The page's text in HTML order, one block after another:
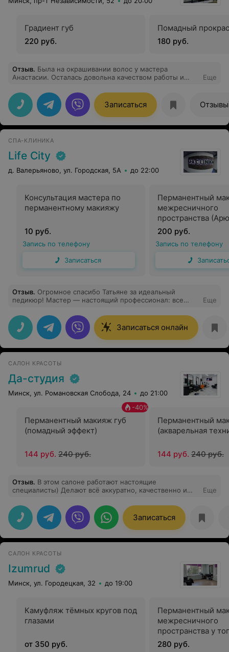
Градиент губ
220 руб.
Помадный прокрас
180 руб.
Отзыв. Была на окрашивании волос у мастера
Анастасии. Осталась довольна качеством работы и
подобрать, очень милая девушка.
Еще
Записаться Отзывы
СПА-КЛИНИКА
Life City
д. Валерьяново, ул. Городская, 5А до 22:00
Консультация мастера по
перманентному макияжу
10 руб.
Запись по телефону
Записаться
Перманентный
межресничного
пространства
Татьяна)
200 руб.
Запись по телефону
Отзыв. Огромное спасибо Татьяне за идеальный
педикюр! Мастер — настоящий профессионал: все
чувствуют себя прекрасно! Обязательно вернусь снова.
Еще
Записаться онлайн
САЛОН КРАСОТЫ
Да-студия
Минск, ул. Романовская Слобода, 24 до 21:00
Перманентный макияж губ
(помадный эффект)
-40%
144 руб. 240 руб.
Перманентный
(акварельная
144 руб. 240 руб.
Отзыв. В этом салоне работают настоящие
специалисты) Делают всё аккуратно, качественно и
Еще
Записаться
САЛОН КРАСОТЫ
Izumrud
Минск, ул. Городецкая, 32 до 19:00
Камуфляж тёмных кругов под
глазами
от 350 руб.
Перманентный
межресничного
пространства у
280 руб.